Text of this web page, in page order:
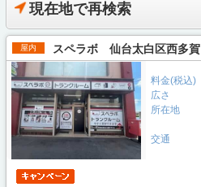
現在地で再検索
屋内 スペラボ 仙台太白区西多賀
料金(税込)
広さ
所在地
交通